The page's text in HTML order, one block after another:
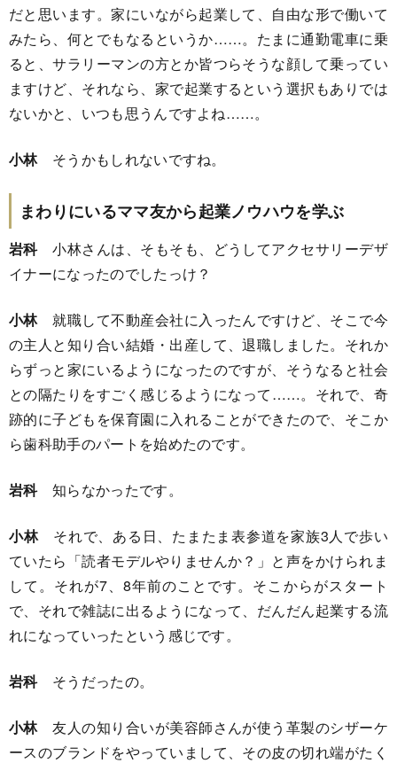
だと思います。家にいながら起業して、自由な形で働いて
みたら、何とでもなるというか……。たまに通勤電車に乗
ると、サラリーマンの方とか皆つらそうな顔して乗ってい
ますけど、それなら、家で起業するという選択もありでは
ないかと、いつも思うんですよね……。
小林そうかもしれないですね。
まわりにいるママ友から起業ノウハウを学ぶ
岩科小林さんは、そもそも、どうしてアクセサリーデザ
イナーになったのでしたっけ？
小林就職して不動産会社に入ったんですけど、そこで今
の主人と知り合い結婚・出産して、退職しました。それか
らずっと家にいるようになったのですが、そうなると社会
との隔たりをすごく感じるようになって……。それで、奇
跡的に子どもを保育園に入れることができたので、そこか
ら歯科助手のパートを始めたのです。
岩科知らなかったです。
小林それで、ある日、たまたま表参道を家族3人で歩い
ていたら「読者モデルやりませんか？」と声をかけられま
して。それが7、8年前のことです。そこからがスタート
で、それで雑誌に出るようになって、だんだん起業する流
れになっていったという感じです。
岩科そうだったの。
小林友人の知り合いが美容師さんが使う革製のシザーケ
ースのブランドをやっていまして、その皮の切れ端がたく